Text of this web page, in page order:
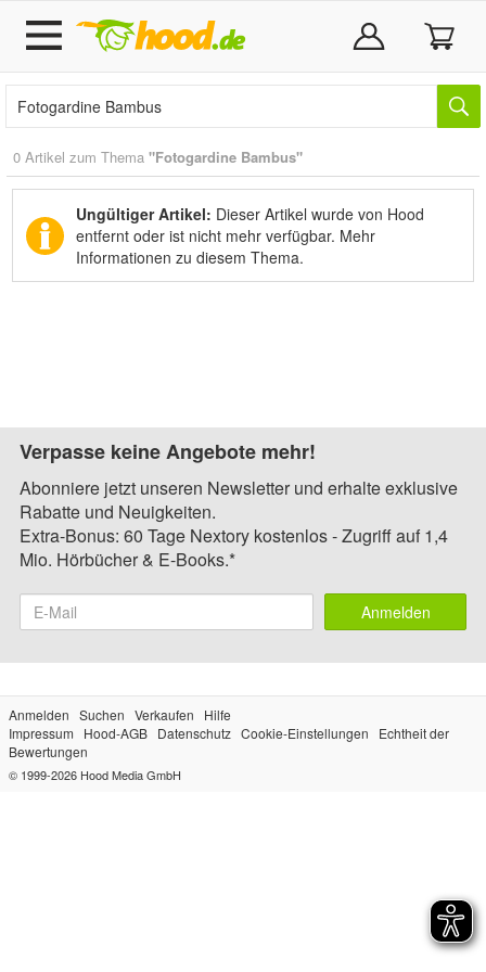
0 Artikel zum Thema "Fotogardine Bambus"
Ungültiger Artikel: Dieser Artikel wurde von Hood
entfernt oder ist nicht mehr verfügbar. Mehr
Informationen zu diesem Thema.
Verpasse keine Angebote mehr!
Abonniere jetzt unseren Newsletter und erhalte exklusive
Rabatte und Neuigkeiten.
Extra-Bonus: 60 Tage Nextory kostenlos - Zugriff auf 1,4
Mio. Hörbücher & E-Books.*
Anmelden
Anmelden Suchen Verkaufen
Hilfe
Impressum
Hood-AGB Datenschutz Cookie-Einstellungen
Echtheit der
Bewertungen
© 1999-2026 Hood Media GmbH